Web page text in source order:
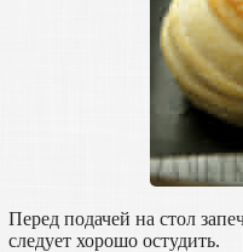
Перед подачей на стол
следует хорошо остудить.